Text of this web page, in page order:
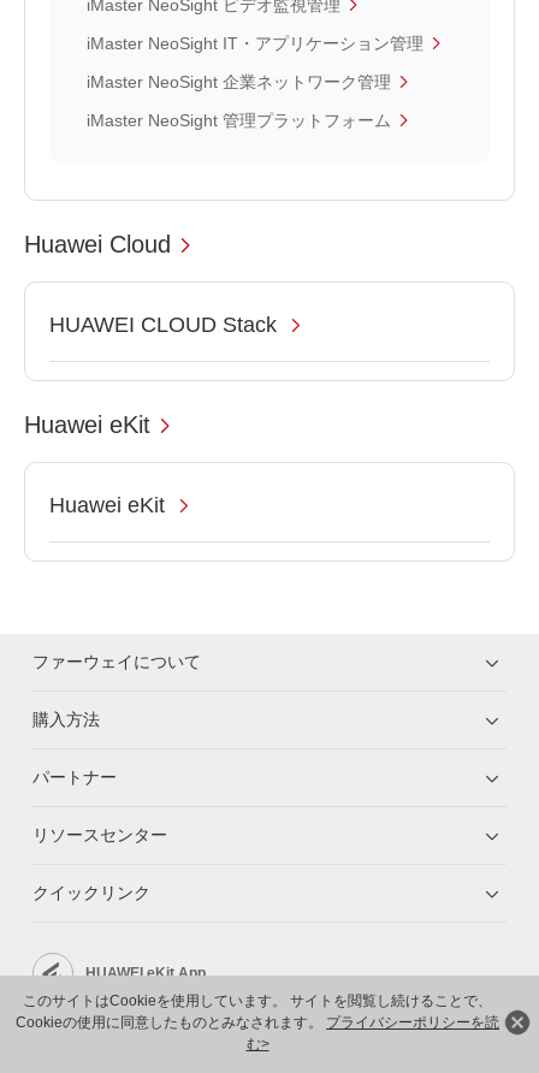
このサイトはCookieを使用しています。 サイトを閲覧し続けることで、
Cookieの使用に同意したものとみなされます。 プライバシーポリシーを読
む>
iMaster NeoSight ビデオ監視管理
iMaster NeoSight IT・アプリケーション管理
iMaster NeoSight 企業ネットワーク管理
iMaster NeoSight 管理プラットフォーム
Huawei Cloud
HUAWEI CLOUD Stack
Huawei eKit
Huawei eKit
ファーウェイについて
購入方法
パートナー
リソースセンター
クイックリンク
HUAWEI eKit App
Huawei HiKnow App